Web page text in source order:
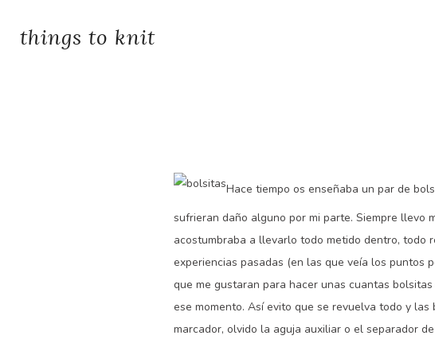
things to knit
Hace tiempo os enseñaba un par de
sufrieran daño alguno por mi parte. Siempre llevo
acostumbraba a llevarlo todo metido dentro, todo
experiencias pasadas (en las que veía los puntos
que me gustaran para hacer unas cuantas
ese momento. Así evito que se revuelva todo y
marcador, olvido la aguja auxiliar o el separador